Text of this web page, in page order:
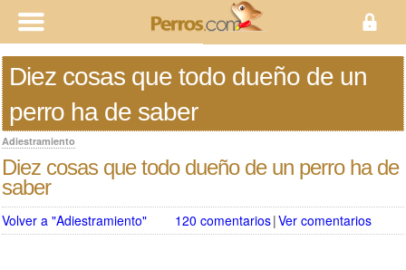
Diez cosas que todo dueño de un
perro ha de saber
Adiestramiento
Diez cosas que todo dueño de un perro ha de
saber
Volver a "Adiestramiento" 120 comentarios|Ver comentarios